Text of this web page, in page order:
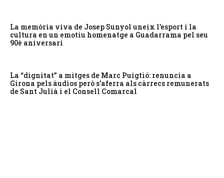
La memòria viva de Josep Sunyol uneix l’esport i la
cultura en un emotiu homenatge a Guadarrama pel seu
90è aniversari
La “dignitat” a mitges de Marc Puigtió: renuncia a
Girona pels àudios però s’aferra als càrrecs remunerats
de Sant Julià i el Consell Comarcal